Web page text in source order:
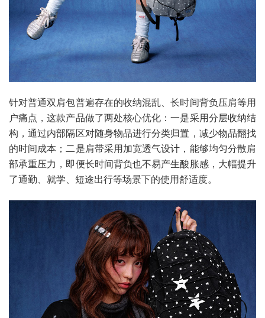
针对普通双肩包普遍存在的收纳混乱、长时间背负压肩等用
户痛点，这款产品做了两处核心优化：一是采用分层收纳结
构，通过内部隔区对随身物品进行分类归置，减少物品翻找
的时间成本；二是肩带采用加宽透气设计，能够均匀分散肩
部承重压力，即便长时间背负也不易产生酸胀感，大幅提升
了通勤、就学、短途出行等场景下的使用舒适度。